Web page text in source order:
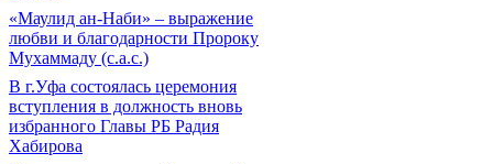
«Маулид ан-Наби» – выражение
любви и благодарности Пророку
Мухаммаду (с.а.с.)
В г.Уфа состоялась церемония
вступления в должность вновь
избранного Главы РБ Радия
Хабирова